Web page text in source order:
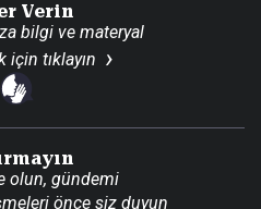
Verin
bilgi ve materyal
için tıklayın
olun, gündemi
önce siz duyun